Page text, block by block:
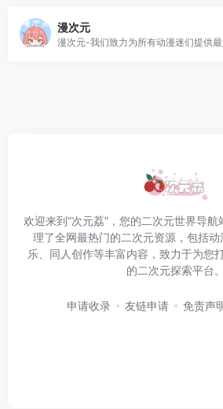
漫次元
漫次元-我们致力为所有动漫迷们提供
欢迎来到“次元荔”，您的二次元世界导
理了全网最热门的二次元资源，包括
乐、同人创作等丰富内容，致力于为您
的二次元探索平台。
申请收录 友链申请 免责声